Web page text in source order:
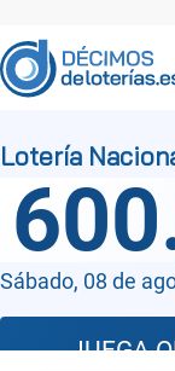
Sábado, 08 de
JUEGA